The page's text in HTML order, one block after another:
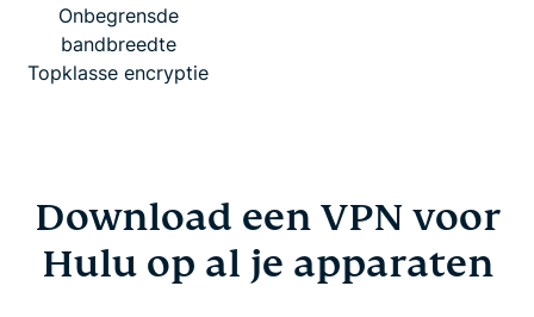
Onbegrensde
bandbreedte
Topklasse encryptie
Download een VPN voor
Hulu op al je apparaten